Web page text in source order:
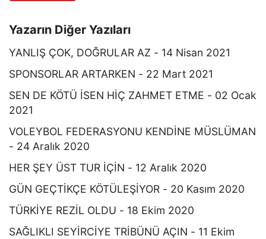
Yazarın Diğer Yazıları
YANLIŞ ÇOK, DOĞRULAR AZ - 14 Nisan 2021
SPONSORLAR ARTARKEN - 22 Mart 2021
SEN DE KÖTÜ İSEN HİÇ ZAHMET ETME - 02 Ocak
2021
VOLEYBOL FEDERASYONU KENDİNE MÜSLÜMAN
- 24 Aralık 2020
HER ŞEY ÜST TUR İÇİN - 12 Aralık 2020
GÜN GEÇTİKÇE KÖTÜLEŞİYOR - 20 Kasım 2020
TÜRKİYE REZİL OLDU - 18 Ekim 2020
SAĞLIKLI SEYİRCİYE TRİBÜNÜ AÇIN - 11 Ekim